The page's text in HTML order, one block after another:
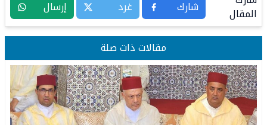
المقال شارك غرد إرسال
مقالات ذات صلة